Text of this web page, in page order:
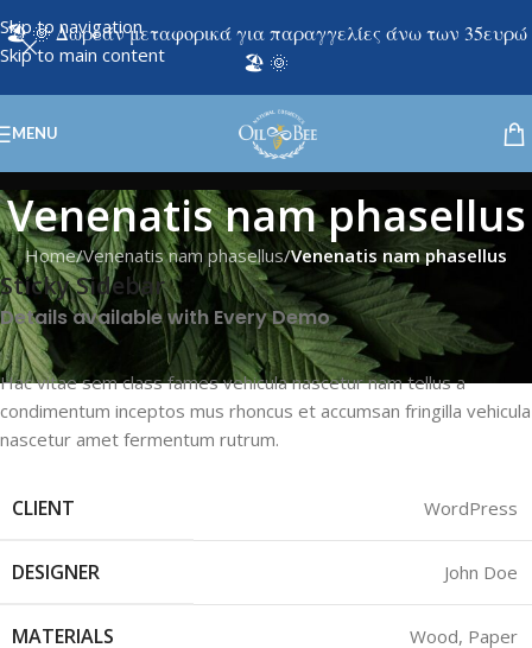
Skip to navigation
Skip to main content
🏖️ 🌞 Δωρεάν μεταφορικά για παραγγελίες άνω των 35ευρώ
🏖️ 🌞
MENU
Venenatis nam phasellus
Home/Venenatis nam phasellus/Venenatis nam phasellus
Sticky Sidebar
Details available with Every Demo
Hac vitae sem class fames vehicula nascetur nam tellus a
condimentum inceptos mus rhoncus et accumsan fringilla vehicula
nascetur amet fermentum rutrum.
CLIENT WordPress
DESIGNER John Doe
MATERIALS Wood, Paper